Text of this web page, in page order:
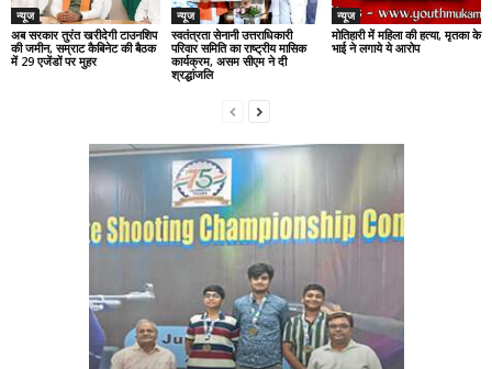
न्यूज
अब सरकार तुरंत खरीदेगी टाउनशिप
की जमीन, सम्राट कैबिनेट की बैठक
में 29 एजेंडों पर मुहर
न्यूज
स्वतंत्रता सेनानी उत्तराधिकारी
परिवार समिति का राष्ट्रीय मासिक
कार्यक्रम, असम सीएम ने दी
श्रद्धांजलि
न्यूज
मोतिहारी में महिला की हत्या, मृतका के
भाई ने लगाये ये आरोप